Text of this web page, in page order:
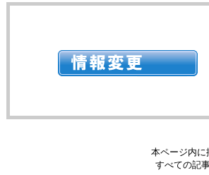
本ページ内に
すべての記